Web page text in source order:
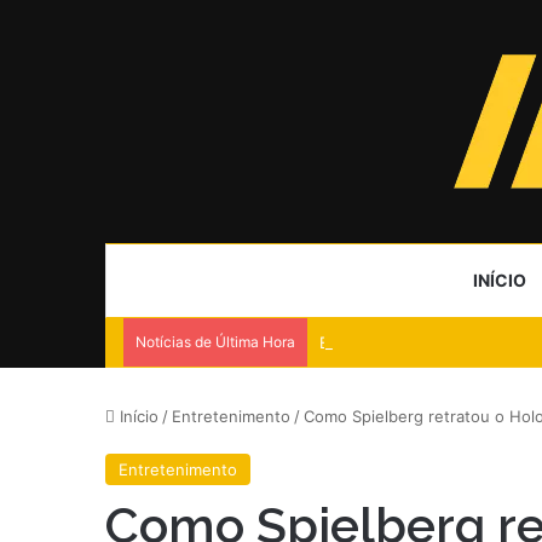
INÍCIO
Notícias de Última Hora Estudo aponta Congresso
Início / Entretenimento /Como Spielberg retratou o
Entretenimento
Como Spielberg